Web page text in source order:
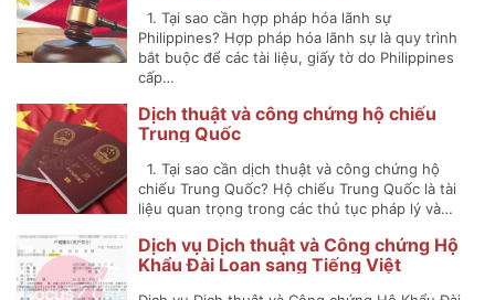
1. Tại sao cần hợp pháp hóa lãnh sự
Philippines? Hợp pháp hóa lãnh sự là quy trình
bắt buộc để các tài liệu, giấy tờ do Philippines
cấp…
Dịch thuật và công chứng hộ chiếu
Trung Quốc
1. Tại sao cần dịch thuật và công chứng hộ
chiếu Trung Quốc? Hộ chiếu Trung Quốc là tài
liệu quan trọng trong các thủ tục pháp lý và…
Dịch vụ Dịch thuật và Công chứng Hộ
Khẩu Đài Loan sang Tiếng Việt